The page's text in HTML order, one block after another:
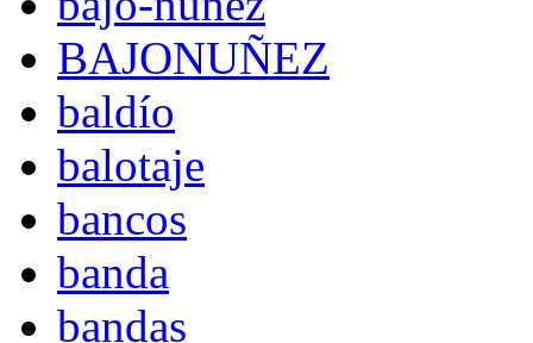
BAJONUÑEZ
baldío
balotaje
bancos
banda
bandas